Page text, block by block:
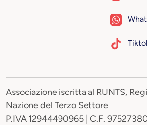
Associazione iscritta al RUNTS,
Nazione del Terzo Settore
P.IVA 12944490965 | C.F.